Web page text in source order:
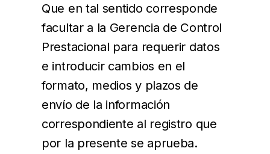
Que en tal sentido corresponde
facultar a la Gerencia de Control
Prestacional para requerir datos
e introducir cambios en el
formato, medios y plazos de
envío de la información
correspondiente al registro que
por la presente se aprueba.